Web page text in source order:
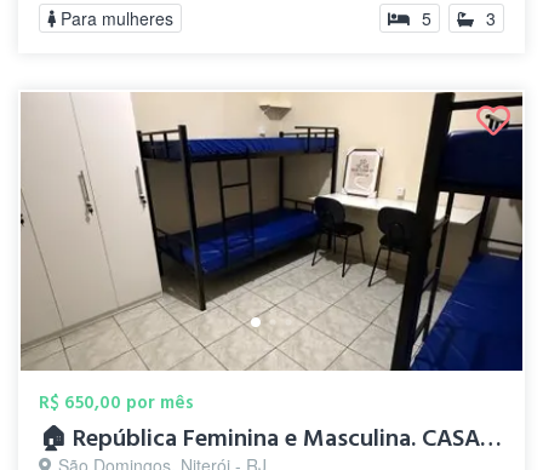
Para mulheres 5 3
R$ 650,00 por mês
🏠 República Feminina e Masculina. CASAS...
São Domingos, Niterói - RJ